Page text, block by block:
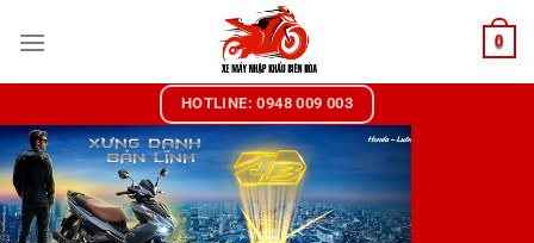
đến
0
HOTLINE: 0948 009 003